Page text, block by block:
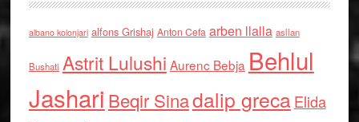
albano kolonjari alfons Grishaj Anton Cefa arben llalla asllan
Bushati Astrit Lulushi Aurenc Bebja Behlul
Jashari Beqir Sinadalip grecaElida